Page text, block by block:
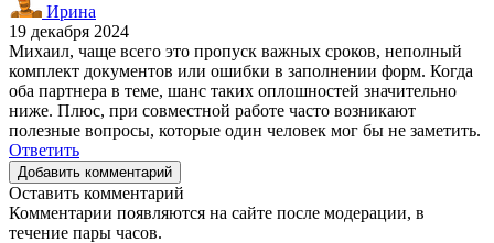
Ирина
19 декабря 2024
Михаил, чаще всего это пропуск важных сроков, неполный
комплект документов или ошибки в заполнении форм. Когда
оба партнера в теме, шанс таких оплошностей значительно
ниже. Плюс, при совместной работе часто возникают
полезные вопросы, которые один человек мог бы не заметить.
Ответить
Добавить комментарий
Оставить комментарий
Комментарии появляются на сайте после модерации, в
течение пары часов.